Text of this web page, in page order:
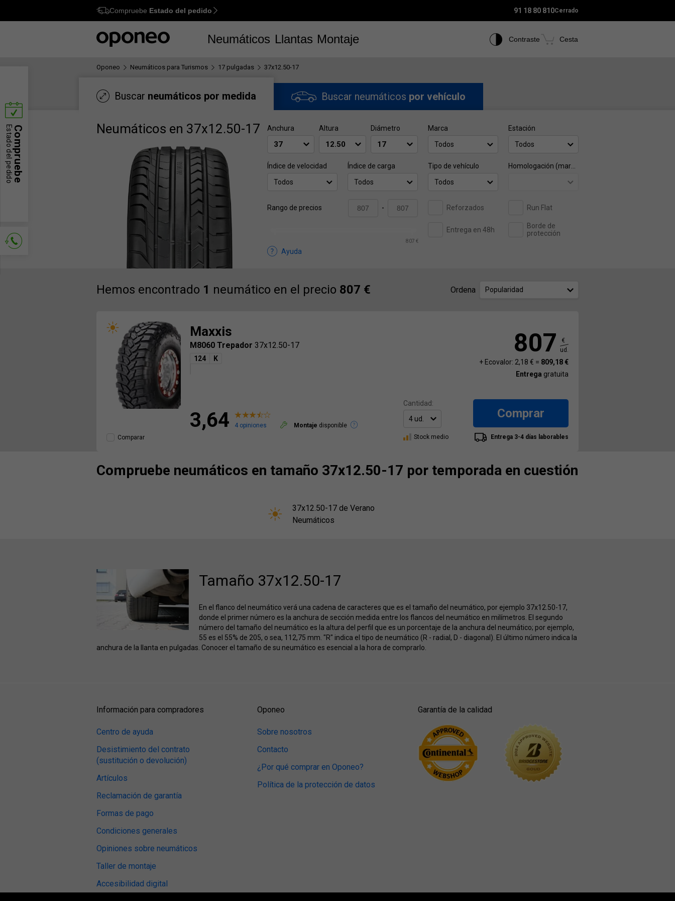
Ctrl M
Compruebe Estado del pedido 91 18 80 810Cerrado
Neumáticos Llantas Montaje Contraste Cesta
Oponeo Neumáticos para Turismos 17 pulgadas 37x12.50-17
Buscar neumáticos por medida Buscar neumáticos por vehículo
Neumáticos en 37x12.50-17 Anchura Altura Diámetro
Marca
Todos
Estación
Todos
Índice de velocidad
Todos
Índice de carga
Todos
Tipo de vehículo
Todos
Rango de precios -
807 €
Reforzados Run Flat
Entrega en 48h
Borde de
protección
Ayuda
Hemos encontrado 1 neumático en el precio 807 € Ordena Popularidad
Maxxis
M8060 Trepador 37x12.50-17
124 K
3,64 4 opiniones Montaje disponible
Comparar
807
€
ud.
+ Ecovalor: 2,18 € = 809,18 €
Entrega gratuita
Cantidad:
Comprar
Stock medio Entrega 3-4 días laborables
Compruebe neumáticos en tamaño 37x12.50-17 por temporada en cuestión
37x12.50-17 de Verano
Neumáticos
Tamaño 37x12.50-17
En el flanco del neumático verá una cadena de caracteres que es el tamaño del neumático, por ejemplo 37x12.50-17,
donde el primer número es la anchura de sección medida entre los flancos del neumático en milímetros. El segundo
número del tamaño del neumático es la altura del perfil que es un porcentaje de la anchura del neumático; por ejemplo,
55 es el 55% de 205, o sea, 112,75 mm. "R" indica el tipo de neumático (R - radial, D - diagonal). El último número indica la
anchura de la llanta en pulgadas. Conocer el tamaño de su neumático es esencial a la hora de comprarlo.
Compruebe
Estado del pedido
Información para compradores
Centro de ayuda
Desistimiento del contrato
(sustitución o devolución)
Artículos
Reclamación de garantía
Formas de pago
Condiciones generales
Opiniones sobre neumáticos
Taller de montaje
Accesibilidad digital
Oponeo
Sobre nosotros
Contacto
¿Por qué comprar en Oponeo?
Política de la protección de datos
Garantía de la calidad